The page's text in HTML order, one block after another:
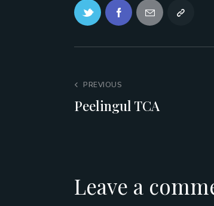
PREVIOUS
Peelingul TCA
Leave a